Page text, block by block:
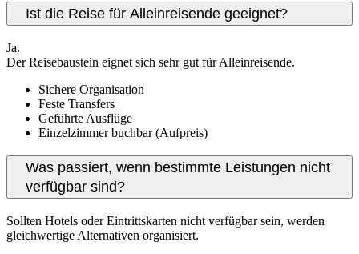
Ist die Reise für Alleinreisende geeignet?
Ja.
Der Reisebaustein eignet sich sehr gut für Alleinreisende.
Sichere Organisation
Feste Transfers
Geführte Ausflüge
Einzelzimmer buchbar (Aufpreis)
Was passiert, wenn bestimmte Leistungen nicht
verfügbar sind?
Sollten Hotels oder Eintrittskarten nicht verfügbar sein, werden
gleichwertige Alternativen organisiert.